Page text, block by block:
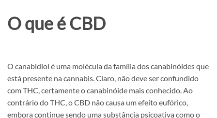
O que é CBD
O canabidiol é uma molécula da família dos canabinóides que
está presente na cannabis. Claro, não deve ser confundido
com THC, certamente o canabinóide mais conhecido. Ao
contrário do THC, o CBD não causa um efeito eufórico,
embora continue sendo uma substância psicoativa como o